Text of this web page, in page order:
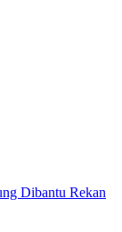
Dibantu Rekan